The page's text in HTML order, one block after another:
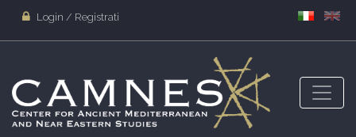
Login / Registrati